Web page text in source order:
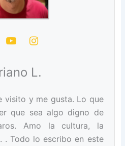
L.
visito y me gusta. Lo que
que sea algo digno de
Amo la cultura, la
. Todo lo escribo en este